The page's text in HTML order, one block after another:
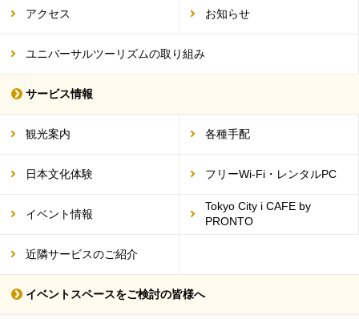
アクセス お知らせ
ユニバーサルツーリズムの取り組み
サービス情報
観光案内 各種手配
日本文化体験 フリーWi-Fi・レンタルPC
イベント情報
Tokyo City i CAFE by
PRONTO
近隣サービスのご紹介
イベントスペースをご検討の皆様へ